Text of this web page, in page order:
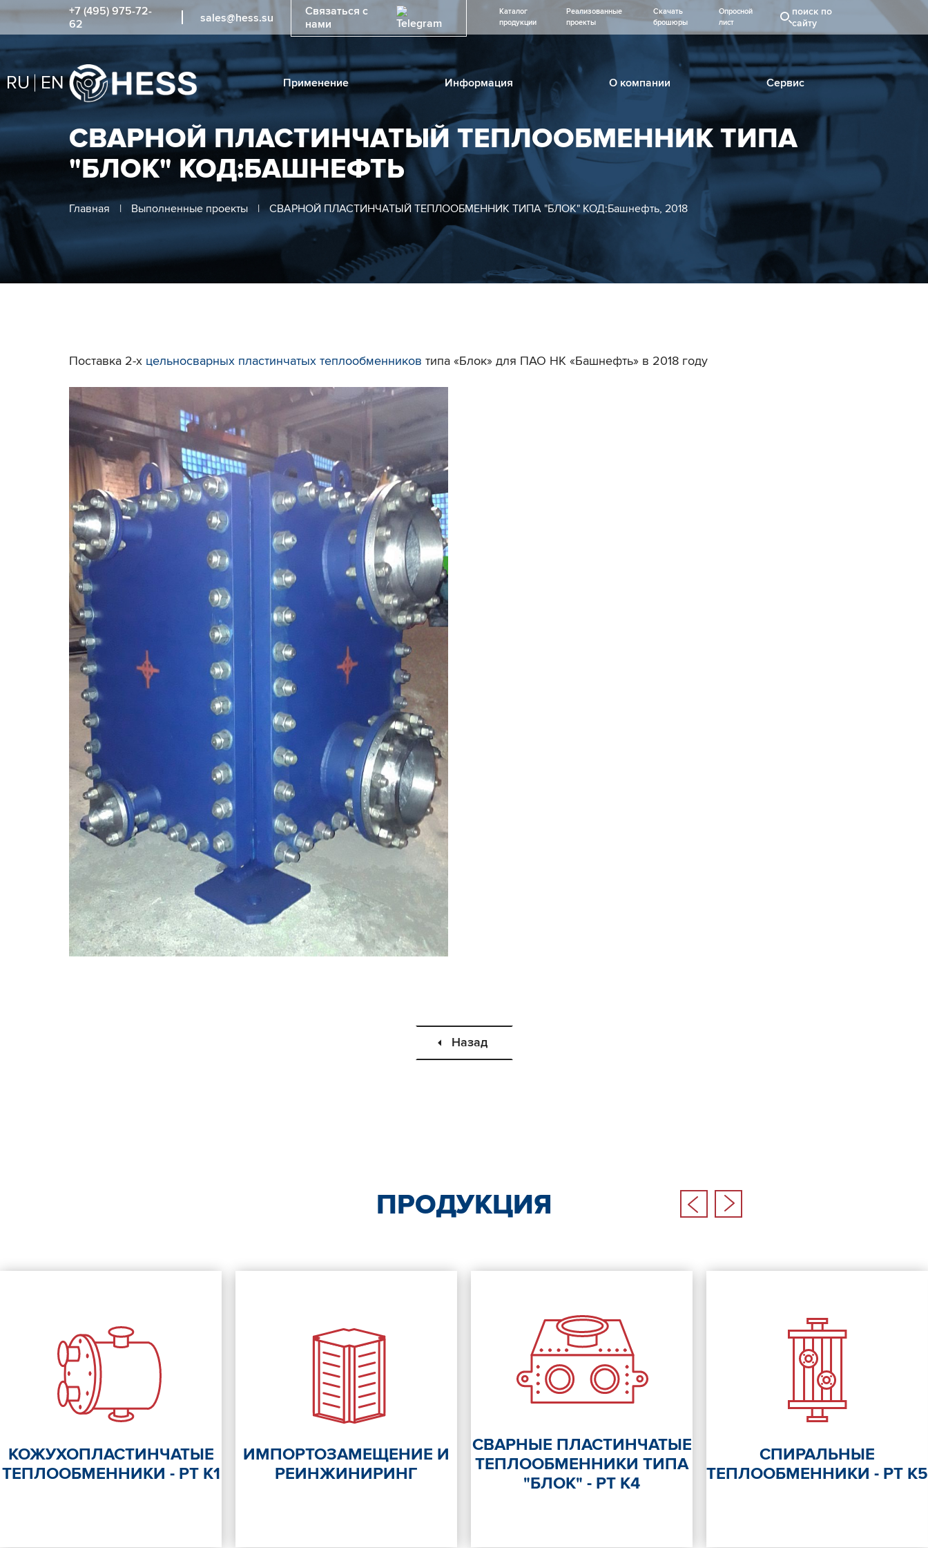
+7 (495) 975-72-
62
sales@hess.su
Связаться с
нами
Каталог
продукции
Реализованные
проекты
Скачать
брошюры
Опросной
лист
поиск по
сайту
RU EN Применение Информация О компании Сервис
СВАРНОЙ ПЛАСТИНЧАТЫЙ ТЕПЛООБМЕННИК ТИПА
"БЛОК" КОД:БАШНЕФТЬ
Главная | Выполненные проекты | СВАРНОЙ ПЛАСТИНЧАТЫЙ ТЕПЛООБМЕННИК ТИПА "БЛОК" КОД:Башнефть, 2018
Поставка 2-х цельносварных пластинчатых теплообменников типа «Блок» для ПАО НК «Башнефть» в 2018 году
Назад
ПРОДУКЦИЯ
КОЖУХОПЛАСТИНЧАТЫЕ
ТЕПЛООБМЕННИКИ - РТ К1
ИМПОРТОЗАМЕЩЕНИЕ И
РЕИНЖИНИРИНГ
СВАРНЫЕ ПЛАСТИНЧАТЫЕ
ТЕПЛООБМЕННИКИ ТИПА
"БЛОК" - РТ К4
СПИРАЛЬНЫЕ
ТЕПЛООБМЕННИКИ - РТ К5